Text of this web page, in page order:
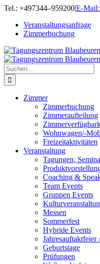
Zum
springen
Tel.: +497344–959200|E-
Veranstaltungsanfrage
Zimmerbuchung
Suche
nach:
Zimmer
Zimmerbuchung
Zimmeraufteilung
Wohnwagen/-
Freizeitaktivitäten
Veranstaltung
Tagungen,
Coaching &
Team Events
Gruppen Events
Messen
Sommerfest
Hybride Events
Jahresauftaktfeier
Geburtstage
Prüfungen